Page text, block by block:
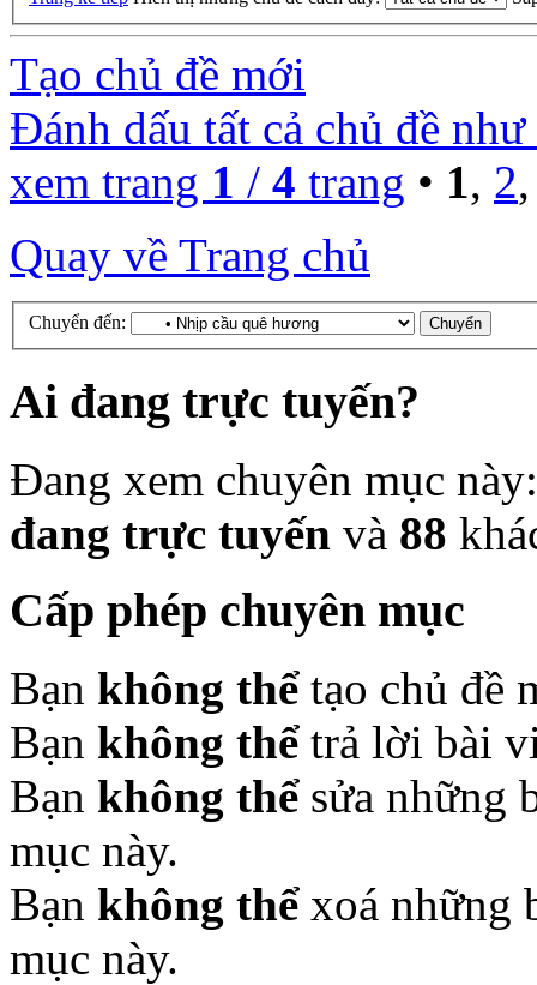
Tạo chủ đề mới
Đánh dấu tất cả chủ đề
xem trang 1 / 4 trang • 1, 2
Quay về Trang chủ
Chuyển đến:
Ai đang trực tuyến?
Đang xem chuyên mục
đang trực tuyến và 88
Cấp phép chuyên mục
Bạn không thểtạo chủ đề
Bạn không thểtrả lời bài
Bạn không thểsửa những
mục này.
Bạn không thểxoá những
mục này.